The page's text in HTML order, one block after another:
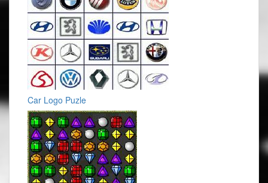
Car Logo Puzle